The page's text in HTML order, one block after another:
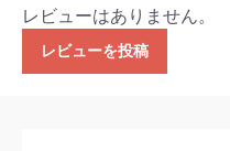
レビューはありません。
レビューを投稿